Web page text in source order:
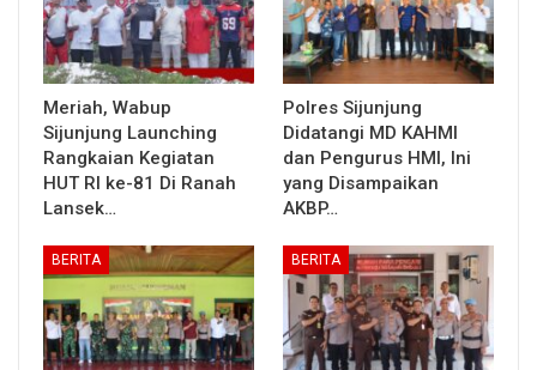
Meriah, Wabup
Sijunjung Launching
Rangkaian Kegiatan
HUT RI ke-81 Di Ranah
Lansek…
Polres Sijunjung
Didatangi MD KAHMI
dan Pengurus HMI, Ini
yang Disampaikan
AKBP…
BERITA BERITA